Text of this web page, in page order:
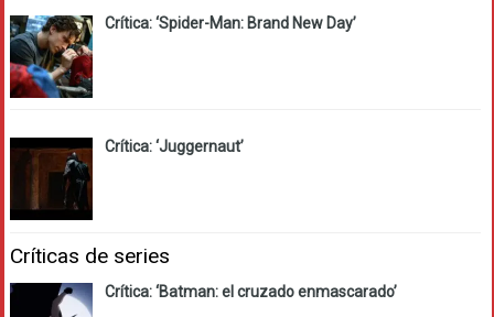
Crítica: ‘Spider-Man: Brand New Day’
Crítica: ‘Juggernaut’
Críticas de series
Crítica: ‘Batman: el cruzado enmascarado’